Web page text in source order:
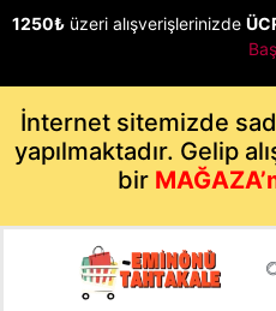
1250₺ üzeri alışverişlerinizde
İnternet sitemizde
yapılmaktadır. Gelip
bir